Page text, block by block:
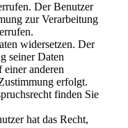
Der Benutzer
zur Verarbeitung
widersetzen. Der
seiner Daten
einer anderen
erfolgt.
finden Sie
hat das Recht,